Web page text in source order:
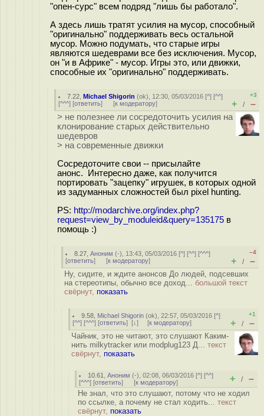
"опен-сурс" всем подряд "лишь бы работало".
А здесь лишь тратят усилия на мусор, способный
"оригинально" поддерживать весь остальной
мусор. Можно подумать, что старые игры
являются шедеврами все без исключения. Мусор,
он "и в Африке" - мусор. Игры это, или движки,
способные их "оригинально" поддерживать.
7.22 ,Michael Shigorin (ok), 12:30, 05/03/2016 [^] [^^]
[^^^] [ответить] [к модератору]
+3
+ / –
> не полезнее ли сосредоточить усилия на
клонирование старых действительно
шедевров
> на современные движки
Сосредоточите свои -- присылайте
анонс. Интересно даже, как получится
портировать "зацепку" игрушек, в которых одной
из задуманных сложностей был pixel hunting.
PS: http://modarchive.org/index.php?
request=view_by_moduleid&query=135175 в
помощь :)
8.27 ,Аноним (-), 13:43, 05/03/2016 [^] [^^] [^^^]
[ответить] [к модератору]
–4
+ / –
Ну, сидите, и ждите анонсов До людей, подсевших
на стереотипы, обычно все доход... большой текст
свёрнут, показать
9.58 Michael Shigorin (ok), 22:57, 05/03/2016 [^]
[^^] [^^^] [ответить] [↓] [к модератору]
+1
+ / –
Чайник, это не читают, это слушают Каким-
нить milkytracker или modplug123 Д... текст
свёрнут, показать
10.61 ,Аноним (-), 02:08, 06/03/2016 [^] [^^]
[^^^] [ответить] [к модератору] + / –
Не знал, что это слушают, потому что не ходил
по ссылке, а почему не стал ходить... текст
свёрнут, показать